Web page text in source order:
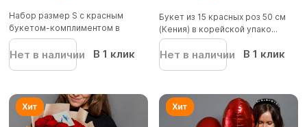
Набор размер S с красным
букетом-комплиментом в
корейск...
Нет в наличии В 1 клик
Букет из 15 красных роз 50 см
(Кения) в корейской упако...
Нет в наличии В 1 клик